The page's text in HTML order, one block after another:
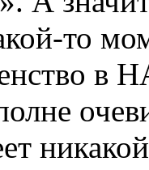
то
в